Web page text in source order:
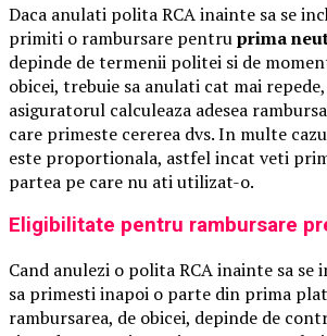
Daca anulati polita RCA inainte sa se
primiti o rambursare pentruprima
depinde de termenii politei si de
obicei, trebuie sa anulati cat mai
asiguratorul calculeaza adesea
care primeste cererea dvs. In multe
este proportionala, astfel incat veti
partea pe care nu ati utilizat-o.
Eligibilitate pentru rambursare
Cand anulezi o polita RCA inainte sa se
sa primesti inapoi o parte din prima
rambursarea, de obicei, depinde de